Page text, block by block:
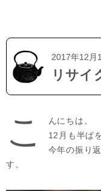
2017年12月
リサイ
こ
んにちは。
12月も半ば
今年の振り
す。